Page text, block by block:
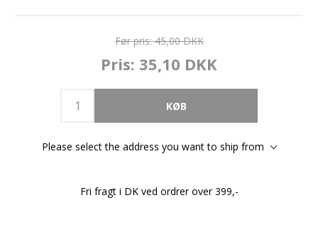
Før pris: 45,00 DKK
Pris: 35,10 DKK
Please select the address you want to ship from
Fri fragt i DK ved ordrer over 399,-